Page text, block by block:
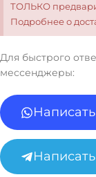
ТОЛЬКО
Подробнее о
Для быстрого
мессенджеры: